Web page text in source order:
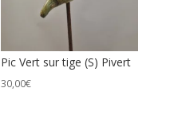
Pic Vert sur tige (S) Pivert
30,00€